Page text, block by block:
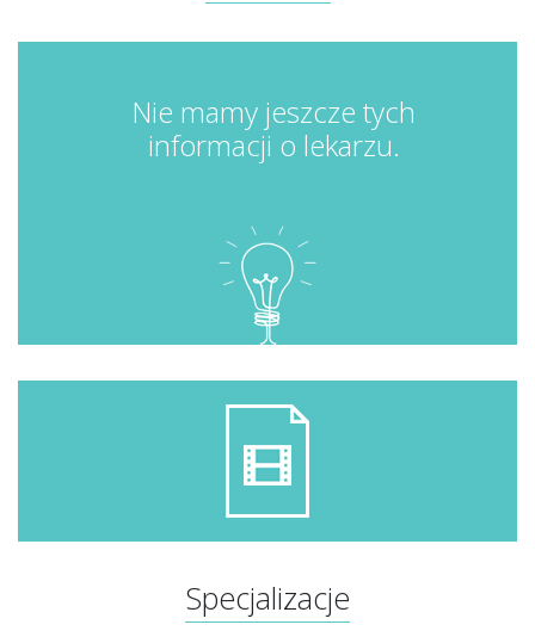
Nie mamy jeszcze tych
informacji o lekarzu.
Specjalizacje